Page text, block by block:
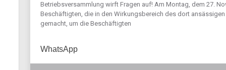
Betriebsversammlung wirft Fragen auf! Am Montag, dem 27.
Beschäftigten, die in den Wirkungsbereich des dort
gemacht, um die Beschäftigten
WhatsApp